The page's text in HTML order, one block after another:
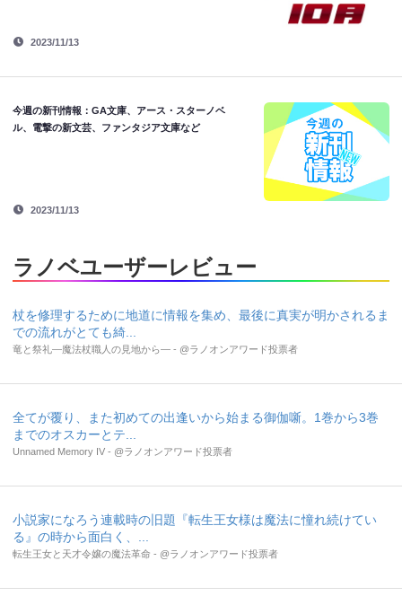
2023/11/13
今週の新刊情報：GA文庫、アース・スターノベ
ル、電撃の新文芸、ファンタジア文庫など
2023/11/13
ラノベユーザーレビュー
杖を修理するために地道に情報を集め、最後に真実が明かされるま
での流れがとても綺...
竜と祭礼―魔法杖職人の見地から― - @ラノオンアワード投票者
全てが覆り、また初めての出逢いから始まる御伽噺。1巻から3巻
までのオスカーとテ...
Unnamed Memory IV - @ラノオンアワード投票者
小説家になろう連載時の旧題『転生王女様は魔法に憧れ続けてい
る』の時から面白く、...
転生王女と天才令嬢の魔法革命 - @ラノオンアワード投票者